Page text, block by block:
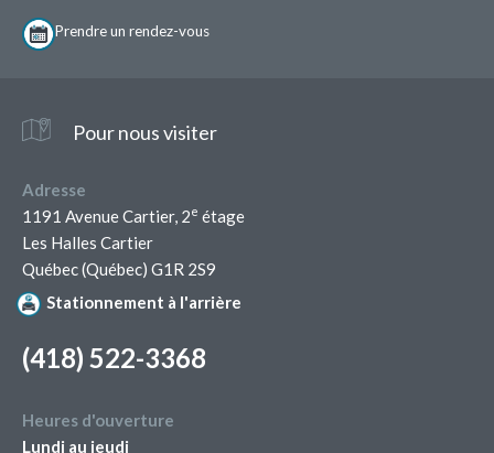
Prendre un rendez-vous
Pour nous visiter
Adresse
1191 Avenue Cartier, 2e étage
Les Halles Cartier
Québec (Québec) G1R 2S9
Stationnement à l'arrière
(418) 522-3368
Heures d'ouverture
Lundi au jeudi